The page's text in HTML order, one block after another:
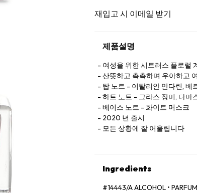
재입고 시 이메일 받기
제품설명
여성을 위한 시트러스 플로럴
산뜻하고 촉촉하며 우아하고
탑 노트 - 이탈리안 만다린, 베
하트 노트 - 그라스 장미, 다마
베이스 노트 - 화이트 머스크
2020 년 출시
모든 상황에 잘 어울립니다
Ingredients
#14443/A ALCOHOL •